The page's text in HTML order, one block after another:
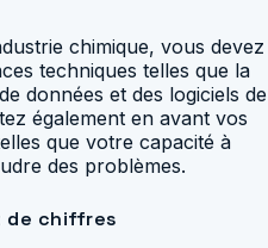
chimique, vous devez
techniques telles que la
données et des logiciels de
également en avant vos
que votre capacité à
des problèmes.
de chiffres